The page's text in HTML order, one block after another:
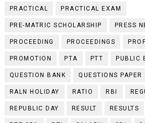
PRACTICAL PRACTICAL EXAM
PRE-MATRIC SCHOLARSHIP PRESS
PROCEEDING PROCEEDINGS
PROMOTION PTA PTT PUBLIC
QUESTION BANK QUESTIONS PAPER
RALN HOLIDAY RATIO RBI
REPUBLIC DAY RESULT RESULTS